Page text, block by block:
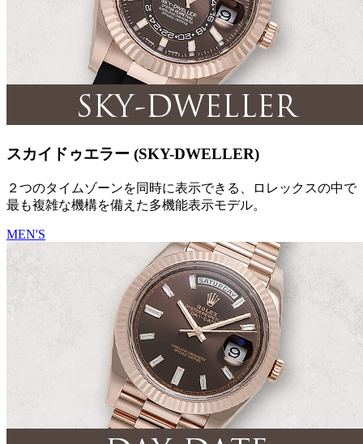
スカイドゥエラー (SKY-DWELLER)
２つのタイムゾーンを同時に表示できる、ロレックスの中で
最も複雑な機構を備えた多機能表示モデル。
MEN'S